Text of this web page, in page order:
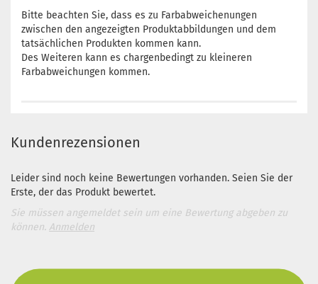
Bitte beachten Sie, dass es zu Farbabweichenungen
zwischen den angezeigten Produktabbildungen und dem
tatsächlichen Produkten kommen kann.
Des Weiteren kann es chargenbedingt zu kleineren
Farbabweichungen kommen.
Kundenrezensionen
Leider sind noch keine Bewertungen vorhanden. Seien Sie der
Erste, der das Produkt bewertet.
Sie müssen angemeldet sein um eine Bewertung abgeben zu
können. Anmelden